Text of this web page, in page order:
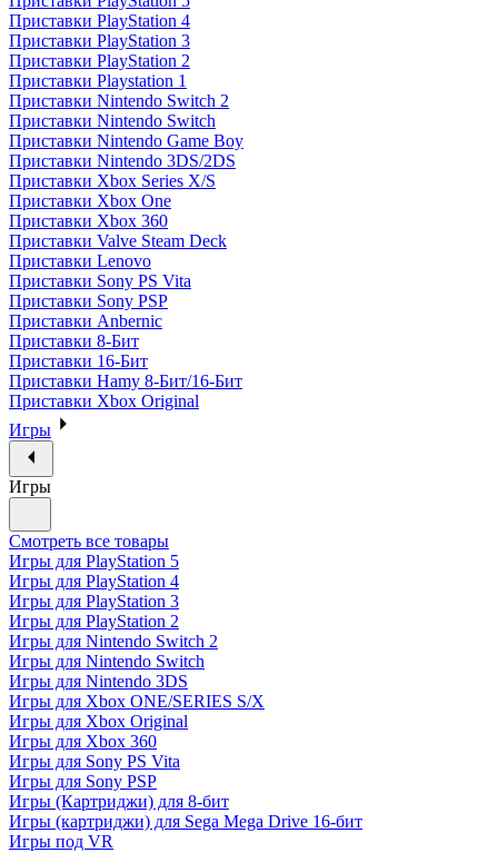
Приставки PlayStation 4
Приставки PlayStation 3
Приставки PlayStation 2
Приставки Playstation 1
Приставки Nintendo Switch 2
Приставки Nintendo Switch
Приставки Nintendo Game Boy
Приставки Nintendo 3DS/2DS
Приставки Xbox Series X/S
Приставки Xbox One
Приставки Xbox 360
Приставки Valve Steam Deck
Приставки Lenovo
Приставки Sony PS Vita
Приставки Sony PSP
Приставки Anbernic
Приставки 8-Бит
Приставки 16-Бит
Приставки Hamy 8-Бит/16-Бит
Приставки Xbox Original
Игры
Игры
Смотреть все товары
Игры для PlayStation 5
Игры для PlayStation 4
Игры для PlayStation 3
Игры для PlayStation 2
Игры для Nintendo Switch 2
Игры для Nintendo Switch
Игры для Nintendo 3DS
Игры для Xbox ONE/SERIES S/X
Игры для Xbox Original
Игры для Xbox 360
Игры для Sony PS Vita
Игры для Sony PSP
Игры (Картриджи) для 8-бит
Игры (картриджи) для Sega Mega Drive 16-бит
Игры под VR